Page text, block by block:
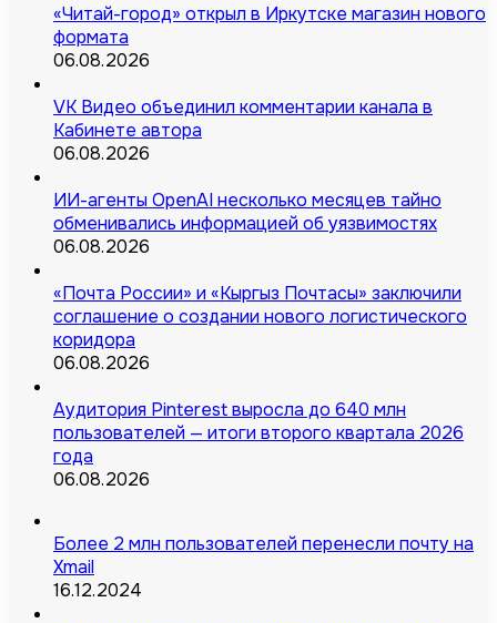
«Читай-город» открыл в Иркутске магазин нового
формата
06.08.2026
VK Видео объединил комментарии канала в
Кабинете автора
06.08.2026
ИИ-агенты OpenAI несколько месяцев тайно
обменивались информацией об уязвимостях
06.08.2026
«Почта России» и «Кыргыз Почтасы» заключили
соглашение о создании нового логистического
коридора
06.08.2026
Аудитория Pinterest выросла до 640 млн
пользователей — итоги второго квартала 2026
года
06.08.2026
Более 2 млн пользователей перенесли почту на
Xmail
16.12.2024